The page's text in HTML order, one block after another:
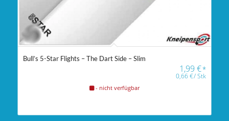
Bull’s 5-Star Flights – The Dart Side – Slim
1,99€*
0,66€/Stk
- nicht verfügbar